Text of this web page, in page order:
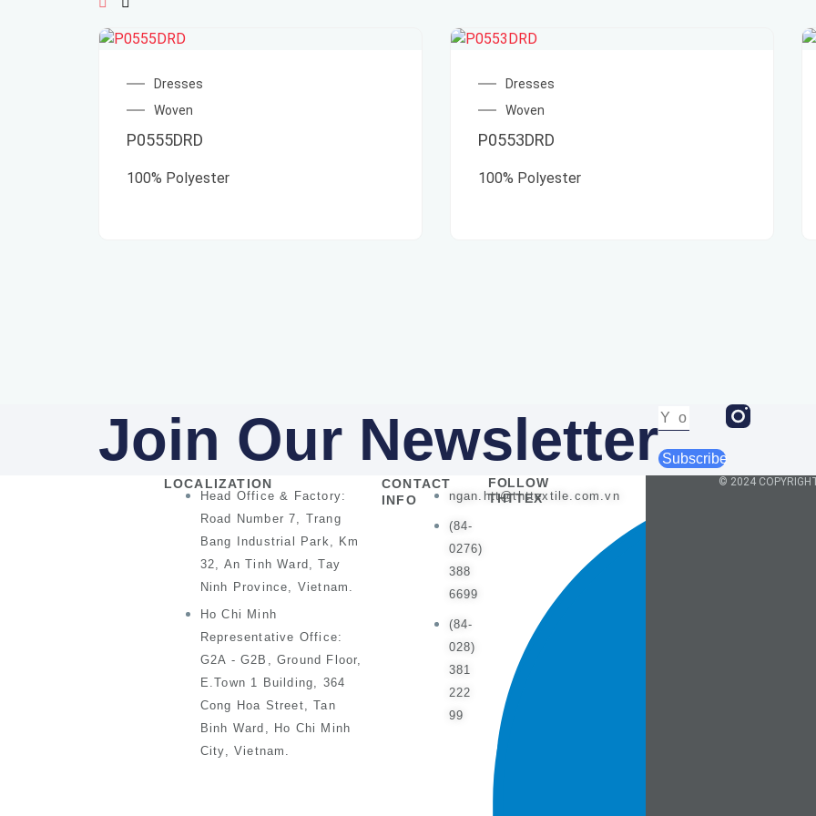
Dresses
Woven
P0555DRD
100% Polyester
Dresses
Woven
P0553DRD
100% Polyester
Join Our Newsletter Subscribe
LOCALIZATION
Head Office & Factory:
Road Number 7, Trang
Bang Industrial Park, Km
32, An Tinh Ward, Tay
Ninh Province, Vietnam.
Ho Chi Minh
Representative Office:
G2A - G2B, Ground Floor,
E.Town 1 Building, 364
Cong Hoa Street, Tan
Binh Ward, Ho Chi Minh
City, Vietnam.
CONTACT
INFO
ngan.htt@thttextile.com.vn
(84-
0276)
388
6699
(84-
028)
381
222
99
FOLLOW
THTTEX
© 2024